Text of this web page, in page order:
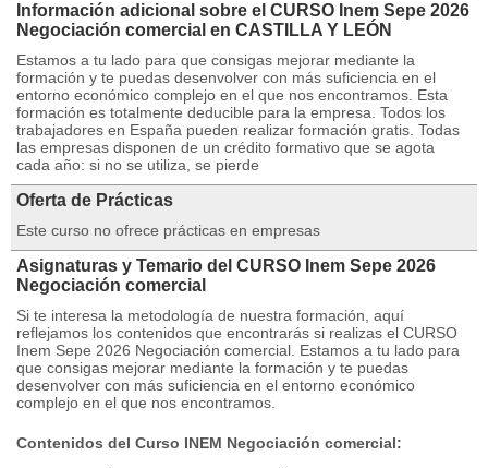
Información adicional sobre el CURSO Inem Sepe 2026
Negociación comercial en CASTILLA Y LEÓN
Estamos a tu lado para que consigas mejorar mediante la
formación y te puedas desenvolver con más suficiencia en el
entorno económico complejo en el que nos encontramos. Esta
formación es totalmente deducible para la empresa. Todos los
trabajadores en España pueden realizar formación gratis. Todas
las empresas disponen de un crédito formativo que se agota
cada año: si no se utiliza, se pierde
Oferta de Prácticas
Este curso no ofrece prácticas en empresas
Asignaturas y Temario del CURSO Inem Sepe 2026
Negociación comercial
Si te interesa la metodología de nuestra formación, aquí
reflejamos los contenidos que encontrarás si realizas el CURSO
Inem Sepe 2026 Negociación comercial. Estamos a tu lado para
que consigas mejorar mediante la formación y te puedas
desenvolver con más suficiencia en el entorno económico
complejo en el que nos encontramos.
Contenidos del Curso INEM Negociación comercial: